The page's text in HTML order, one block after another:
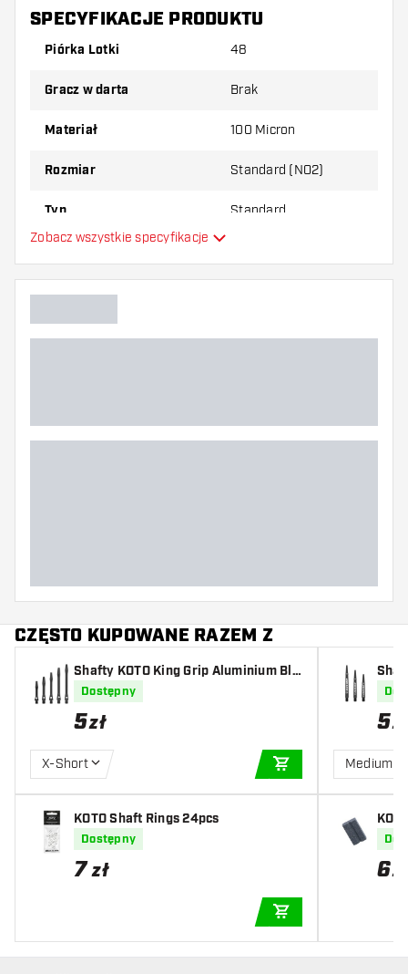
piórek, aby dowiedzieć się, który wariant
SPECYFIKACJE PRODUKTU
Piórka Lotki 48
Gracz w darta Brak
Materiał 100 Micron
Rozmiar Standard (NO2)
Typ Standard
Główny kolor
Zobacz wszystkie specyfikacje
CZĘSTO KUPOWANE RAZEM Z
Shafty KOTO King Grip Aluminium Bla
ck
Dostępny
5zł
X-Short
DODAJ DO
KOTO Shaft Rings 24pcs
Dostępny
7 zł
5zł
Medium
6zł